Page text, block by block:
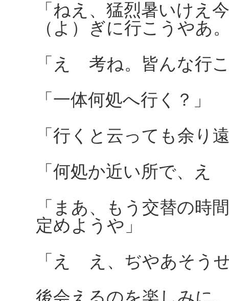
「ねえ、猛烈暑いけえ
（よ）ぎに行こうやあ
「えゝ考ね。皆んな行
「一体何処へ行く？」
「行くと云っても余り
「何処か近い所で、え
「まあ、もう交替の時
定めようや」
「えゝえ、ぢやあそう
後会えるのを楽しみに